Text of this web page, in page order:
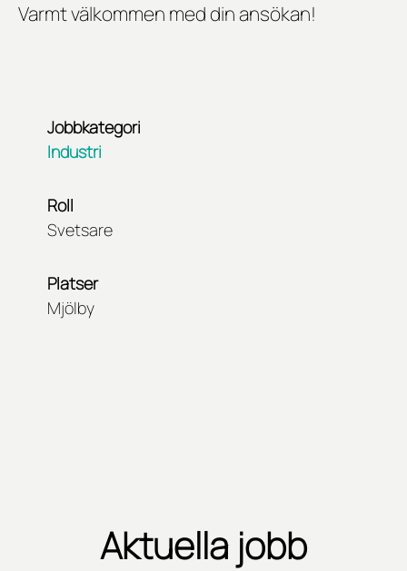
Varmt välkommen med din ansökan!
Jobbkategori
Industri
Roll
Svetsare
Platser
Mjölby
Aktuella jobb